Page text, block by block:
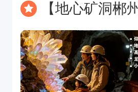
【地心矿洞郴州亲子3天